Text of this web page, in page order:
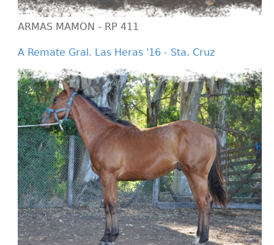
ARMAS MAMON - RP 411
A Remate Gral. Las Heras '16 - Sta. Cruz